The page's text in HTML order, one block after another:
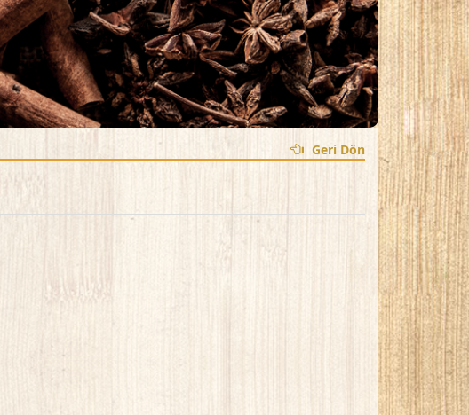
Geri Dön